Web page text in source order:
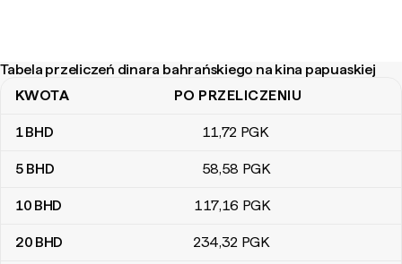
Tabela przeliczeń dinara bahrańskiego na kina papuaskiej
Tabela przeliczeń dinara bahrańskiego na kina papuaskiej
KWOTA PO PRZELICZENIU
1BHD 11,72 PGK
5 BHD 58,58 PGK
10 BHD 117,16 PGK
20 BHD 234,32 PGK